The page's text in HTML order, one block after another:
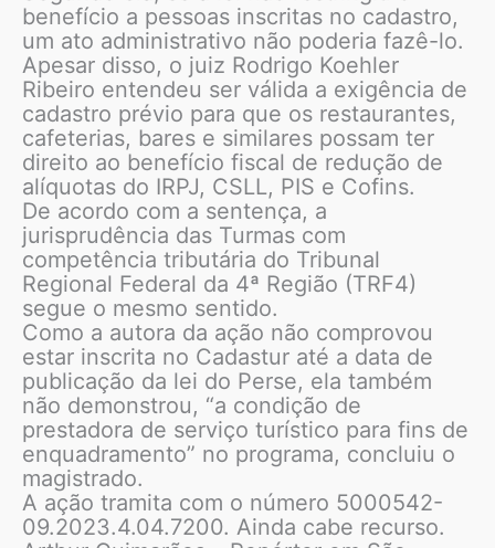
benefício a pessoas inscritas no cadastro,
um ato administrativo não poderia fazê-lo.
Apesar disso, o juiz Rodrigo Koehler
Ribeiro entendeu ser válida a exigência de
cadastro prévio para que os restaurantes,
cafeterias, bares e similares possam ter
direito ao benefício fiscal de redução de
alíquotas do IRPJ, CSLL, PIS e Cofins.
De acordo com a sentença, a
jurisprudência das Turmas com
competência tributária do Tribunal
Regional Federal da 4ª Região (TRF4)
segue o mesmo sentido.
Como a autora da ação não comprovou
estar inscrita no Cadastur até a data de
publicação da lei do Perse, ela também
não demonstrou, “a condição de
prestadora de serviço turístico para fins de
enquadramento” no programa, concluiu o
magistrado.
A ação tramita com o número 5000542-
09.2023.4.04.7200. Ainda cabe recurso.